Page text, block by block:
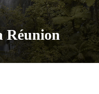
Réunion